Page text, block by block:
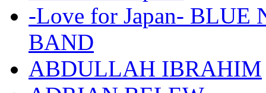
-Love for Japan- BLUE
BAND
ABDULLAH IBRAHIM